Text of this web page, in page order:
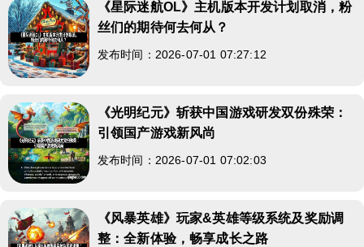
《星际迷航OL》主机版本开发计划取消，粉
丝们的期待何去何从？
发布时间：2026-07-01 07:27:12
《光明纪元》斩获中国游戏研发双份殊荣：
引领国产游戏新风尚
发布时间：2026-07-01 07:02:03
《风暴英雄》玩家&英雄等级系统及奖励调
整：全新体验，畅享成长之路